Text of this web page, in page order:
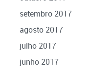
setembro 2017
agosto 2017
julho 2017
junho 2017